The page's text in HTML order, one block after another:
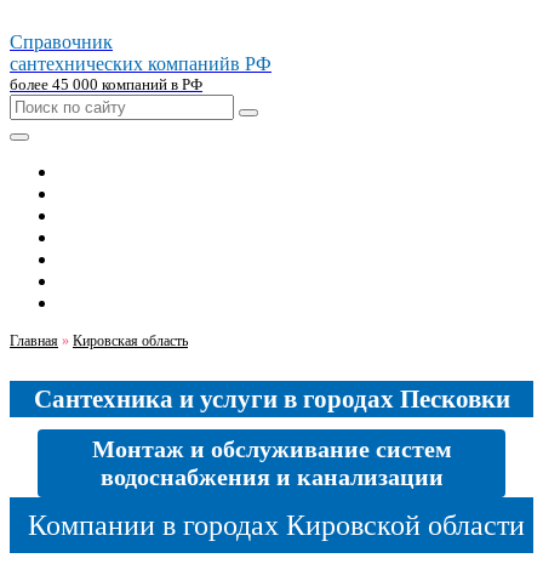
Справочник
сантехнических компанийв РФ
более 45 000 компаний в РФ
Главная » Кировская область
Сантехника и услуги в городах Песковки
Монтаж и обслуживание систем
водоснабжения и канализации
Компании в городах Кировской области